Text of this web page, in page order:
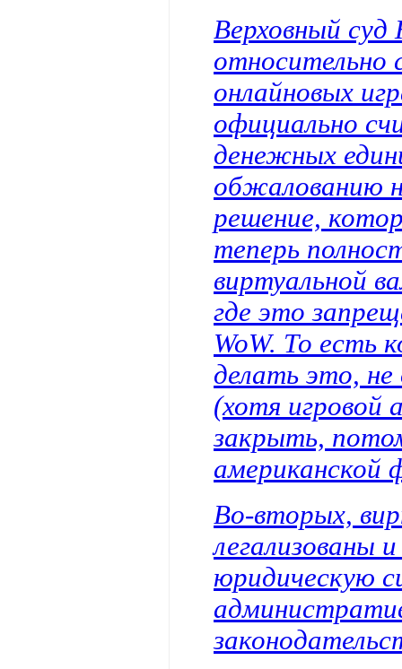
Верховный
относительно
онлайновых
официально
денежных
обжалованию
решение,
теперь
виртуальной
где это
WoW. То есть
делать это, не
(хотя игровой
закрыть,
американской
Во-вторых,
легализованы
юридическую